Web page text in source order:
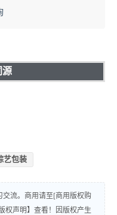
源
艺包装
交流。商用请至[商用版权购
权声明】查看！因版权产生